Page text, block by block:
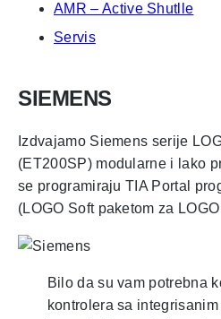
AMR – Active Shutlle
Servis
SIEMENS
Izdvajamo Siemens serije
(ET200SP) modularne i lako
se programiraju TIA Portal
(LOGO Soft paketom za
Bilo da su vam potrebna
kontrolera sa